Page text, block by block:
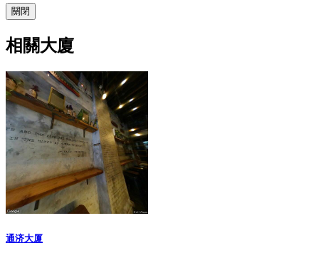
關閉
相關大廈
通济大厦